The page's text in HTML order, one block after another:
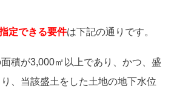
定できる要件は下記の通りです。
積が3,000㎡以上であり、かつ、盛
、当該盛土をした土地の地下水位